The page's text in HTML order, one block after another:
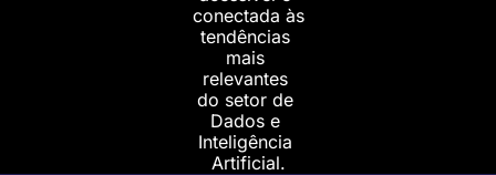
conectada às
tendências
mais
relevantes
do setor de
Dados e
Inteligência
Artificial.